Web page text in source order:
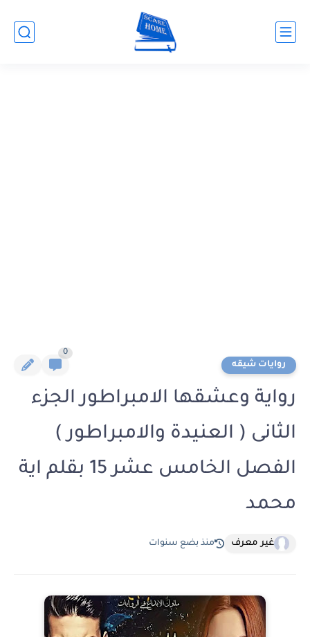
روايات شيقه
0
رواية وعشقها الامبراطور الجزء
الثانى ( العنيدة والامبراطور )
الفصل الخامس عشر 15 بقلم اية
محمد
غير معرف منذ بضع سنوات